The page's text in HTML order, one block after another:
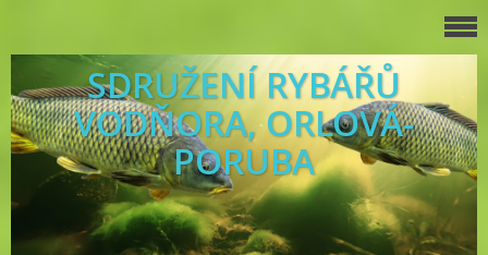
SDRUŽENÍ RYBÁŘŮ
VODŇORA, ORLOVÁ-
PORUBA